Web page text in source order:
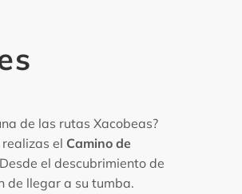
de las rutas Xacobeas?
el Camino de
el descubrimiento de
de llegar a su tumba.